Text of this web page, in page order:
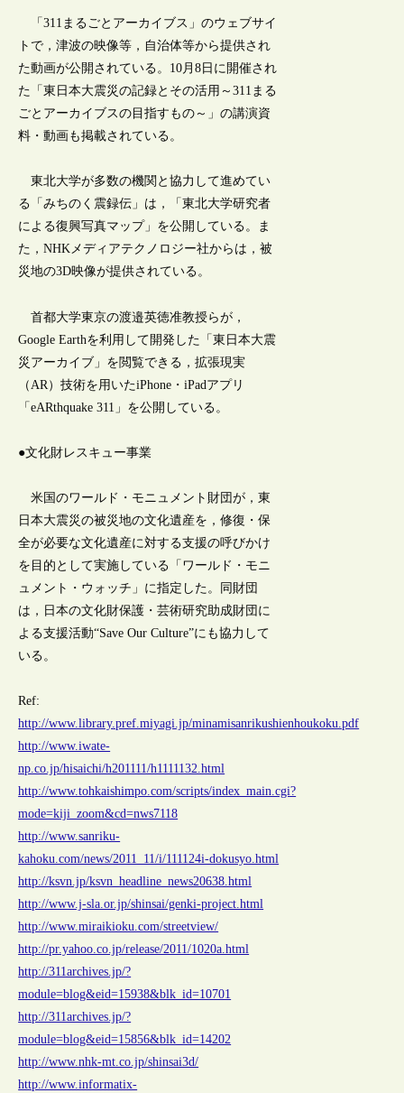
「311まるごとアーカイブス」のウェブサイ
トで，津波の映像等，自治体等から提供され
た動画が公開されている。10月8日に開催され
た「東日本大震災の記録とその活用～311まる
ごとアーカイブスの目指すもの～」の講演資
料・動画も掲載されている。
東北大学が多数の機関と協力して進めてい
る「みちのく震録伝」は，「東北大学研究者
による復興写真マップ」を公開している。ま
た，NHKメディアテクノロジー社からは，被
災地の3D映像が提供されている。
首都大学東京の渡邉英徳准教授らが，
Google Earthを利用して開発した「東日本大震
災アーカイブ」を閲覧できる，拡張現実
（AR）技術を用いたiPhone・iPadアプリ
「eARthquake 311」を公開している。
●文化財レスキュー事業
米国のワールド・モニュメント財団が，東
日本大震災の被災地の文化遺産を，修復・保
全が必要な文化遺産に対する支援の呼びかけ
を目的として実施している「ワールド・モニ
ュメント・ウォッチ」に指定した。同財団
は，日本の文化財保護・芸術研究助成財団に
よる支援活動“Save Our Culture”にも協力して
いる。
Ref:
http://www.library.pref.miyagi.jp/minamisanrikushienhoukoku.pdf
http://www.iwate-
np.co.jp/hisaichi/h201111/h1111132.html
http://www.tohkaishimpo.com/scripts/index_main.cgi?
mode=kiji_zoom&cd=nws7118
http://www.sanriku-
kahoku.com/news/2011_11/i/111124i-dokusyo.html
http://ksvn.jp/ksvn_headline_news20638.html
http://www.j-sla.or.jp/shinsai/genki-project.html
http://www.miraikioku.com/streetview/
http://pr.yahoo.co.jp/release/2011/1020a.html
http://311archives.jp/?
module=blog&eid=15938&blk_id=10701
http://311archives.jp/?
module=blog&eid=15856&blk_id=14202
http://www.nhk-mt.co.jp/shinsai3d/
http://www.informatix-